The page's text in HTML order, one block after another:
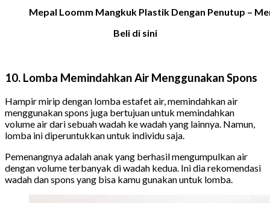
Mepal Loomm Mangkuk Plastik Dengan Penutup –
Beli di sini
10. Lomba Memindahkan Air Menggunakan Spons
Hampir mirip dengan lomba estafet air, memindahkan air
menggunakan spons juga bertujuan untuk memindahkan
volume air dari sebuah wadah ke wadah yang lainnya. Namun,
lomba ini diperuntukkan untuk individu saja.
Pemenangnya adalah anak yang berhasil mengumpulkan air
dengan volume terbanyak di wadah kedua. Ini dia rekomendasi
wadah dan spons yang bisa kamu gunakan untuk lomba.